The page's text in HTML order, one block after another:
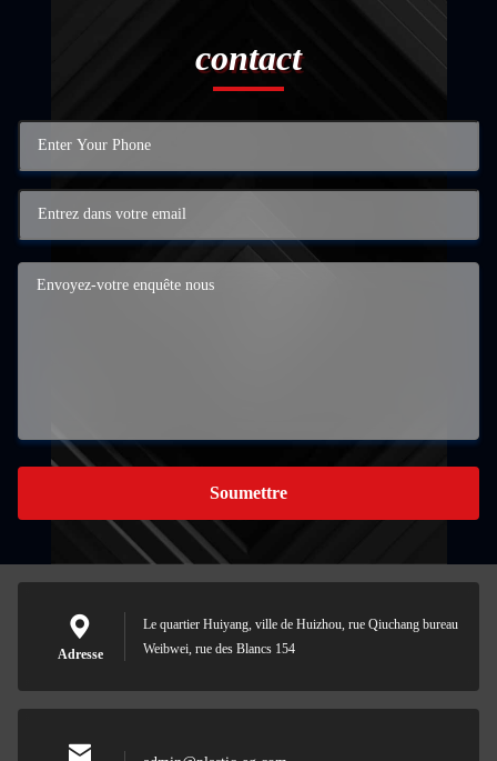
contact
Soumettre
Adresse
Le quartier Huiyang, ville de Huizhou, rue Qiuchang bureau
Weibwei, rue des Blancs 154